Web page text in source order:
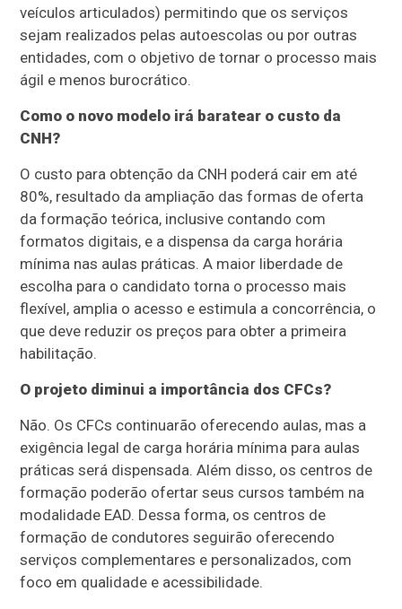
veículos articulados) permitindo que os serviços
sejam realizados pelas autoescolas ou por outras
entidades, com o objetivo de tornar o processo mais
ágil e menos burocrático.
Como o novo modelo irá baratear o custo da
CNH?
O custo para obtenção da CNH poderá cair em até
80%, resultado da ampliação das formas de oferta
da formação teórica, inclusive contando com
formatos digitais, e a dispensa da carga horária
mínima nas aulas práticas. A maior liberdade de
escolha para o candidato torna o processo mais
flexível, amplia o acesso e estimula a concorrência, o
que deve reduzir os preços para obter a primeira
habilitação.
O projeto diminui a importância dos CFCs?
Não. Os CFCs continuarão oferecendo aulas, mas a
exigência legal de carga horária mínima para aulas
práticas será dispensada. Além disso, os centros de
formação poderão ofertar seus cursos também na
modalidade EAD. Dessa forma, os centros de
formação de condutores seguirão oferecendo
serviços complementares e personalizados, com
foco em qualidade e acessibilidade.